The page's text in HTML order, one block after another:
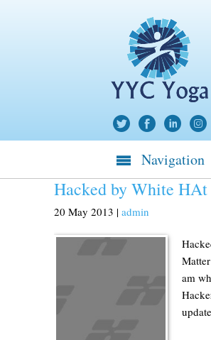
Navigation
Hacked by White
20 May 2013 |admin
am